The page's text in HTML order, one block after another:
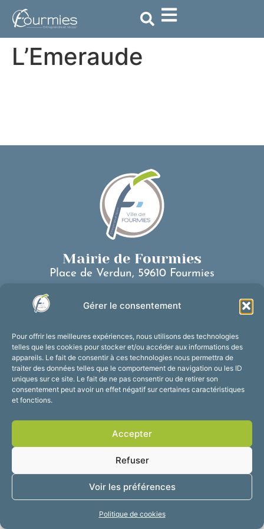
Gérer le consentement
Pour offrir les meilleures expériences, nous utilisons des technologies
telles que les cookies pour stocker et/ou accéder aux informations des
appareils. Le fait de consentir à ces technologies nous permettra de
traiter des données telles que le comportement de navigation ou les ID
uniques sur ce site. Le fait de ne pas consentir ou de retirer son
consentement peut avoir un effet négatif sur certaines caractéristiques
et fonctions.
Accepter
Refuser
Voir les préférences
Politique de cookies
principal
L’Emeraude
Mairie de Fourmies
Place de Verdun, 59610 Fourmies
Nous contacter
Du lundi au vendredi :
de 8h30 à 12h et de 13h30 à 17h30
Suivez-nous !
Mentions légales
Plan du site
Confidentialité
2025 © Propulsé par
Utopia